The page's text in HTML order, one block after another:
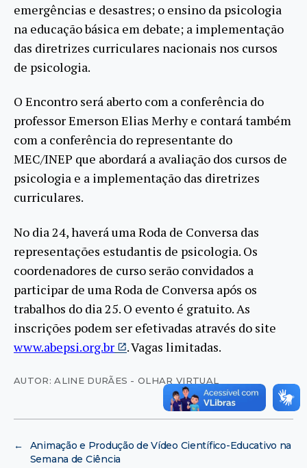
emergências e desastres; o ensino da psicologia
na educação básica em debate; a implementação
das diretrizes curriculares nacionais nos cursos
de psicologia.
O Encontro será aberto com a conferência do
professor Emerson Elias Merhy e contará também
com a conferência do representante do
MEC/INEP que abordará a avaliação dos cursos de
psicologia e a implementação das diretrizes
curriculares.
No dia 24, haverá uma Roda de Conversa das
representações estudantis de psicologia. Os
coordenadores de curso serão convidados a
participar de uma Roda de Conversa após os
trabalhos do dia 25. O evento é gratuito. As
inscrições podem ser efetivadas através do site
www.abepsi.org.br
. Vagas limitadas.
AUTOR: ALINE DURÃES - OLHAR VIRTUAL
←
Animação e Produção de Vídeo Científico-Educativo na
Semana de Ciência